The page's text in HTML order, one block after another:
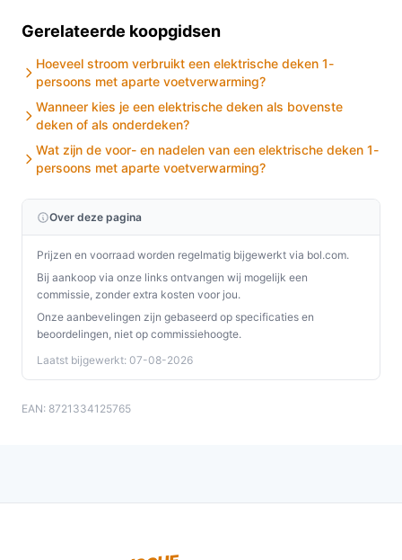
Controleer of het snoer onder het bed veilig is
Gebruik geen extra zware dekens bovenop die de
warmteontwikkeling zouden beïnvloeden zonder
eerst de specificaties te raadplegen.
Installatie & eerste gebruik
vervolgens het hoeslaken overheen. Sluit de voeding
aan op 230 V en stel de tijd en temperatuur in volgens
je voorkeur.
Concrete checks voor de handleiding/specs:
Controleer in de handleiding of de kabel- en
controlleropstelling overeenkomt met jouw
bedopstelling en dat 230 V passend is voor jouw
Controleer welke afmetingen de fabrikant als
Gerelateerde koopgidsen
Hoeveel stroom verbruikt een elektrische deken 1-
persoons met aparte voetverwarming?
Wanneer kies je een elektrische deken als bovenste
deken of als onderdeken?
Wat zijn de voor- en nadelen van een elektrische deken 1-
persoons met aparte voetverwarming?
Over deze pagina
Prijzen en voorraad worden regelmatig bijgewerkt via bol.com.
Bij aankoop via onze links ontvangen wij mogelijk een
commissie, zonder extra kosten voor jou.
Onze aanbevelingen zijn gebaseerd op specificaties en
beoordelingen, niet op commissiehoogte.
Laatst bijgewerkt: 07-08-2026
EAN: 8721334125765